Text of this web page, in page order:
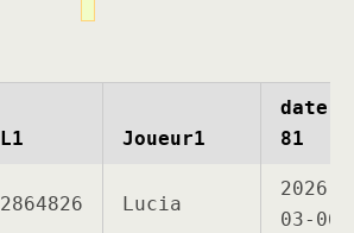
L1 Joueur1
date-
81
2864826 Lucia
2026-
03-06